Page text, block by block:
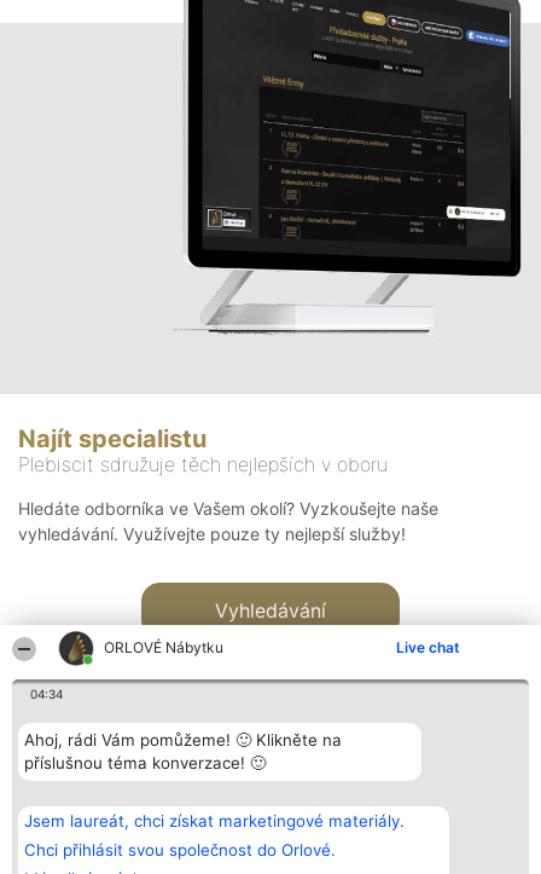
ORLOVÉ Nábytku Live chat
04:34
Ahoj, rádi Vám pomůžeme! 🙂 Klikněte na
příslušnou téma konverzace! 🙂
Jsem laureát, chci získat marketingové materiály.
Chci přihlásit svou společnost do Orlové.
Najít specialistu
Plebiscit sdružuje těch nejlepších v oboru
Hledáte odborníka ve Vašem okolí? Vyzkoušejte naše
vyhledávání. Využívejte pouze ty nejlepší služby!
Vyhledávání
Bright Side Solutions sp. z o.
o. sp. k.
ul. Ruska 22
Wrocław 50-079
Vítězové
Seznam všech
laureátů
Zásady
Kontakt